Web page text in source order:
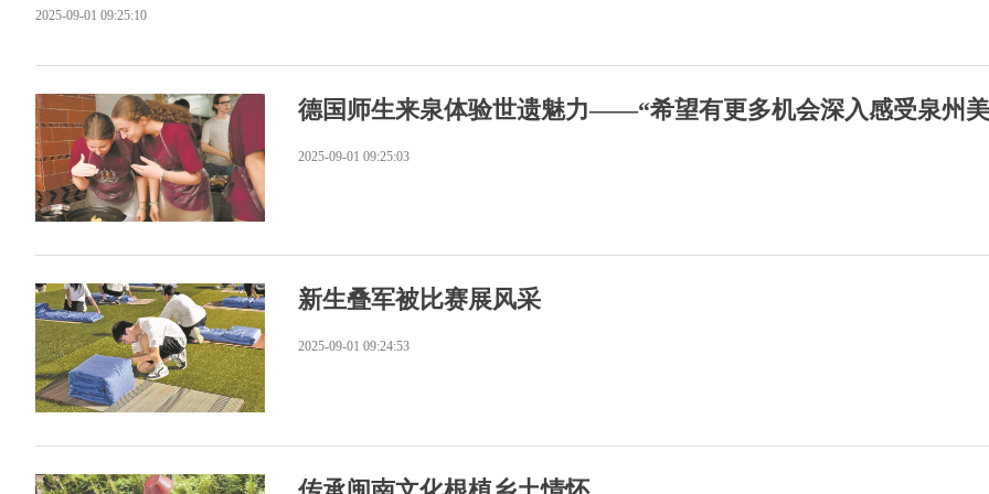
2025-09-01 09:25:10
德国师生来泉体验世遗魅力——“希望有更多机会深入感受泉州
2025-09-01 09:25:03
新生叠军被比赛展风采
2025-09-01 09:24:53